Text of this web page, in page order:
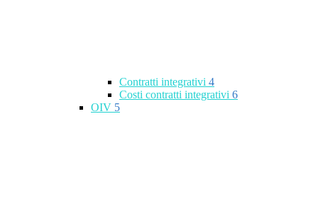
Contratti integrativi 4
Costi contratti integrativi 6
OIV 5